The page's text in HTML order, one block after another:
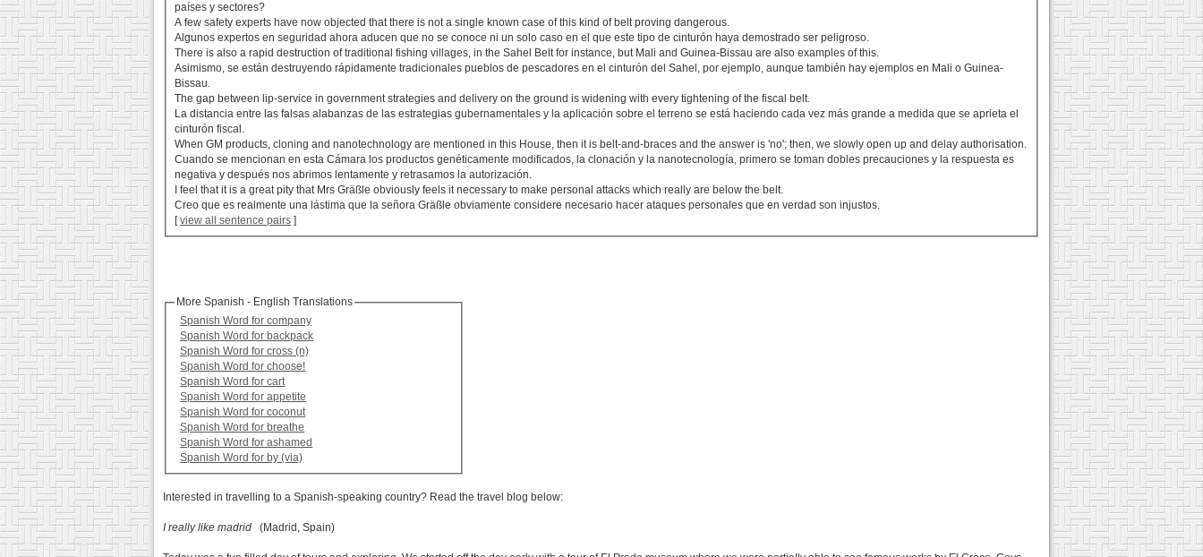
países y sectores?
A few safety experts have now objected that there is not a single known case of this kind of belt proving dangerous.
Algunos expertos en seguridad ahora aducen que no se conoce ni un solo caso en el que este tipo de cinturón haya demostrado ser peligroso.
There is also a rapid destruction of traditional fishing villages, in the Sahel Belt for instance, but Mali and Guinea-Bissau are also examples of this.
Asimismo, se están destruyendo rápidamente tradicionales pueblos de pescadores en el cinturón del Sahel, por ejemplo, aunque también hay ejemplos en Mali o Guinea-
Bissau.
The gap between lip-service in government strategies and delivery on the ground is widening with every tightening of the fiscal belt.
La distancia entre las falsas alabanzas de las estrategias gubernamentales y la aplicación sobre el terreno se está haciendo cada vez más grande a medida que se aprieta el
cinturón fiscal.
When GM products, cloning and nanotechnology are mentioned in this House, then it is belt-and-braces and the answer is 'no'; then, we slowly open up and delay authorisation.
Cuando se mencionan en esta Cámara los productos genéticamente modificados, la clonación y la nanotecnología, primero se toman dobles precauciones y la respuesta es
negativa y después nos abrimos lentamente y retrasamos la autorización.
I feel that it is a great pity that Mrs Gräßle obviously feels it necessary to make personal attacks which really are below the belt.
Creo que es realmente una lástima que la señora Gräßle obviamente considere necesario hacer ataques personales que en verdad son injustos.
[view all sentence pairs ]
More Spanish - English Translations
Spanish Word for company
Spanish Word for backpack
Spanish Word for cross (n)
Spanish Word for choose!
Spanish Word for cart
Spanish Word for appetite
Spanish Word for coconut
Spanish Word for breathe
Spanish Word for ashamed
Spanish Word for by (via)
Interested in travelling to a Spanish-speaking country? Read the travel blog below:
I really like madrid (Madrid, Spain)